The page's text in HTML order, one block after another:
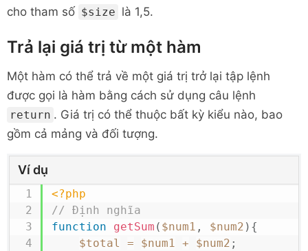
cho tham số $size là 1,5.
Trả lại giá trị từ một hàm
Một hàm có thể trả về một giá trị trở lại tập lệnh
được gọi là hàm bằng cách sử dụng câu lệnh
return . Giá trị có thể thuộc bất kỳ kiểu nào, bao
gồm cả mảng và đối tượng.
Ví dụ
<?php
// Định nghĩa
function
getSum ( $num1 , $num2 ) {
$total
= $num1 + $num2 ;